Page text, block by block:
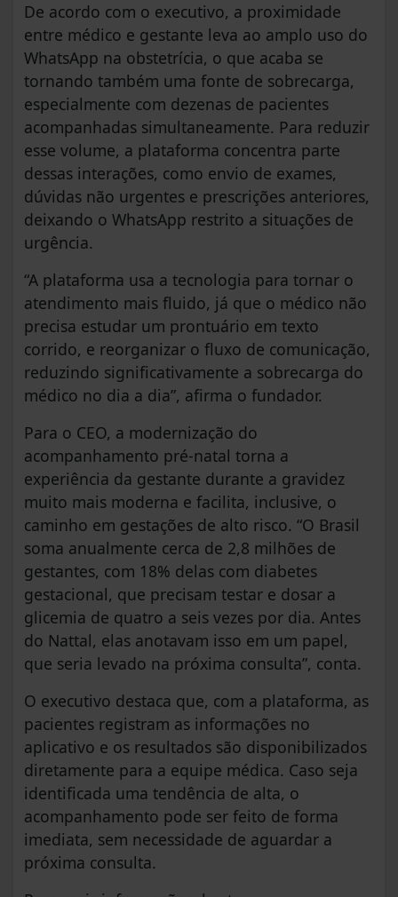
De acordo com o executivo, a proximidade
entre médico e gestante leva ao amplo uso do
WhatsApp na obstetrícia, o que acaba se
tornando também uma fonte de sobrecarga,
especialmente com dezenas de pacientes
acompanhadas simultaneamente. Para reduzir
esse volume, a plataforma concentra parte
dessas interações, como envio de exames,
dúvidas não urgentes e prescrições anteriores,
deixando o WhatsApp restrito a situações de
urgência.
“A plataforma usa a tecnologia para tornar o
atendimento mais fluido, já que o médico não
precisa estudar um prontuário em texto
corrido, e reorganizar o fluxo de comunicação,
reduzindo significativamente a sobrecarga do
médico no dia a dia”, afirma o fundador.
Para o CEO, a modernização do
acompanhamento pré-natal torna a
experiência da gestante durante a gravidez
muito mais moderna e facilita, inclusive, o
caminho em gestações de alto risco. “O Brasil
soma anualmente cerca de 2,8 milhões de
gestantes, com 18% delas com diabetes
gestacional, que precisam testar e dosar a
glicemia de quatro a seis vezes por dia. Antes
do Nattal, elas anotavam isso em um papel,
que seria levado na próxima consulta”, conta.
O executivo destaca que, com a plataforma, as
pacientes registram as informações no
aplicativo e os resultados são disponibilizados
diretamente para a equipe médica. Caso seja
identificada uma tendência de alta, o
acompanhamento pode ser feito de forma
imediata, sem necessidade de aguardar a
próxima consulta.